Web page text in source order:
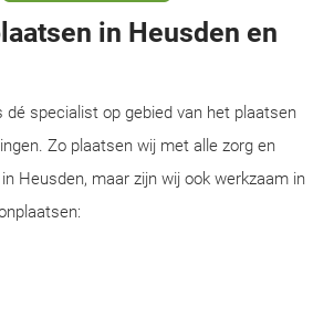
in Heusden en
dé specialist op gebied van het plaatsen
Zo plaatsen wij met alle zorg en
Heusden, maar zijn wij ook werkzaam in